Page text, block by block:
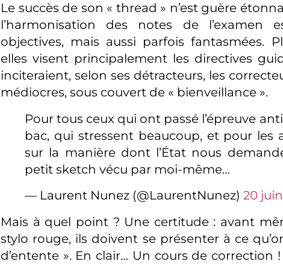
Le succès de son « thread » n’est guère
l’harmonisation des notes de l’examen
objectives, mais aussi parfois fantasmées.
elles visent principalement les directives
inciteraient, selon ses détracteurs, les
médiocres, sous couvert de « bienveillance ».
Pour tous ceux qui ont passé l’épreuve
bac, qui stressent beaucoup, et pour les
sur la manière dont l’État nous
petit sketch vécu par moi-même…
— Laurent Nunez (@LaurentNunez) 20
Mais à quel point ? Une certitude : avant
stylo rouge, ils doivent se présenter à ce
d’entente ». En clair… Un cours de correction